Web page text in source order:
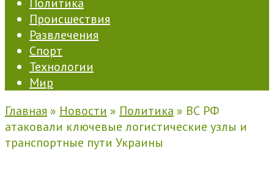
Происшествия
Развлечения
Спорт
Технологии
Мир
Главная » Новости » Политика » ВС РФ
атаковали ключевые логистические узлы и
транспортные пути Украины